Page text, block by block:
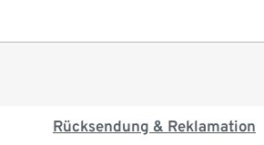
Rücksendung & Reklamation